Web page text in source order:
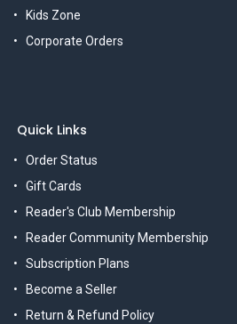
Kids Zone
Corporate Orders
Quick Links
Order Status
Gift Cards
Reader's Club Membership
Reader Community Membership
Subscription Plans
Become a Seller
Return & Refund Policy